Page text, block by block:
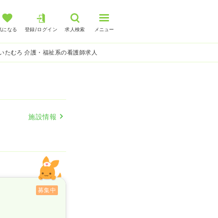
になる 登録/ログイン 求人検索 メニュー
たむろ 介護・福祉系の看護師求人
施設情報
募集中